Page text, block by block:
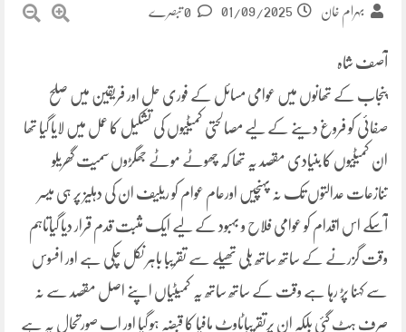
بہرام خان 01/09/2025
آصف شاہ
پنجاب کے تھانوں میں عوامی مسائل کے فوری حل اور فریقین میں صلح
صفائی کو فروغ دینے کے لیے مصالحتی کمیٹیوں کی تشکیل کا عمل میں لایا گیا تھا
ان کمیٹیوں کا بنیادی مقصد یہ تھا کہ چھوٹے موٹے جھگڑوں سمیت گھریلو
تنازعات عدالتوں تک نہ پہنچیں اورعام عوام کو ریلیف ان کی دہلیز پر ہی میسر
آسکے اس اقدام کو عوامی فلاح و بہبود کے لیے ایک مثبت قدم قرار دیا گیاتاہم
وقت گزرنے کے ساتھ ساتھ بلی تھیلے سے تقریبا باہر نکل چکی ہے اور افسوس
سے کہنا پڑ رہا ہے وقت کے ساتھ ساتھ یہ کمیٹیاں اپنے اصل مقصد سے نہ
صرف ہٹ گئی بلکہ ان پرتقریباٹاوٹ مافیا کا قبضہ ہو گیا اور اب صورتحال یہ ہے